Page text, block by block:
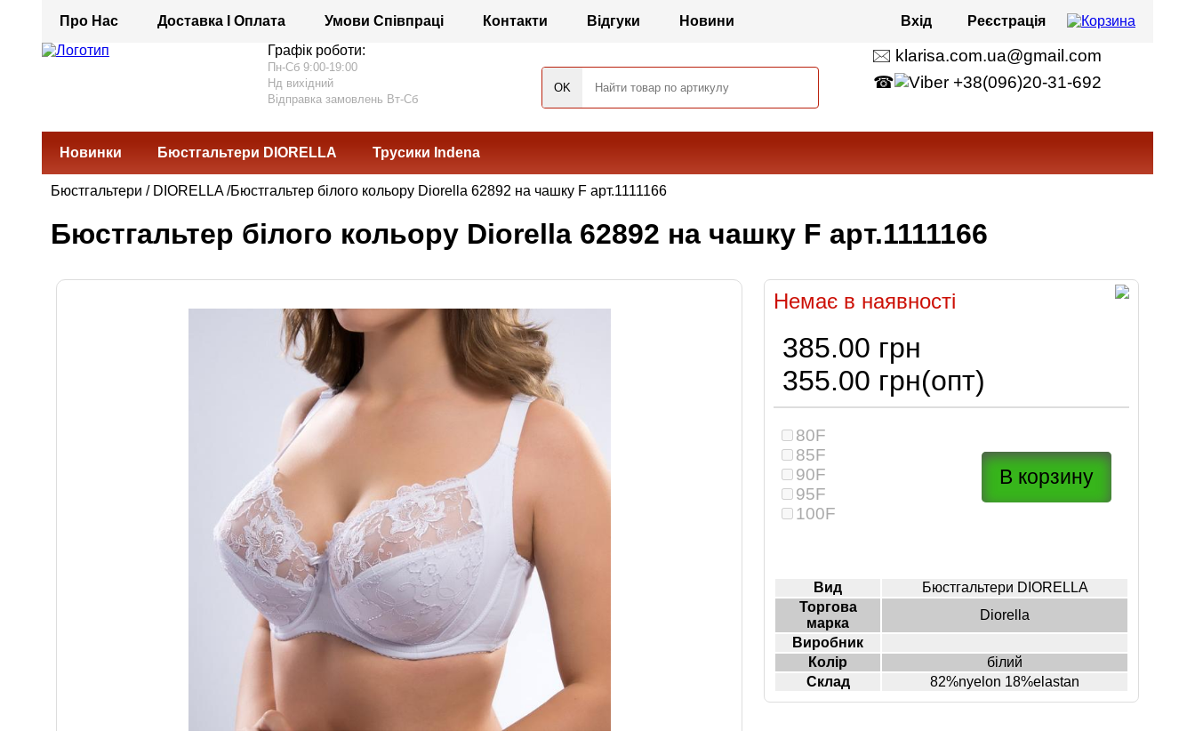
Про Нас Доставка І Оплата Умови Співпраці Контакти Відгуки Новини Вхід
Реєстрація
Графік роботи:
Пн-Сб 9:00-19:00
Нд вихідний
Відправка замовлень Вт-Сб
🖂 klarisa.com.ua@gmail.com
☎
+38(096)20-31-692
Новинки Бюстгальтери DIORELLA Трусики Indena
Бюстгальтери / DIORELLA/Бюстгальтер білого кольору Diorella 62892 на чашку F арт.1111166
Бюстгальтер білого кольору Diorella 62892 на чашку F арт.1111166
Немає в наявності
385.00 грн
355.00 грн(опт)
80F
85F
90F
95F
100F
Вид
Бюстгальтери DIORELLA
Торгова
марка
Diorella
Виробник
Колір
білий
Склад
82%nyelon 18%elastan